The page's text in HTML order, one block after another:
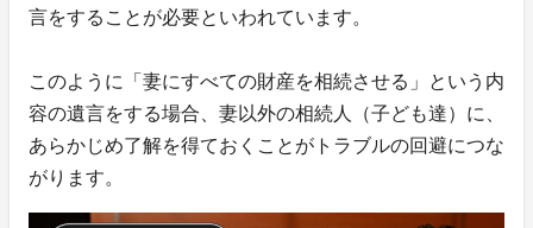
言をすることが必要といわれています。
このように「妻にすべての財産を相続させる」という内
容の遺言をする場合、妻以外の相続人（子ども達）に、
あらかじめ了解を得ておくことがトラブルの回避につな
がります。